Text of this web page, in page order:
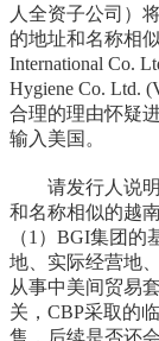
人全资子公司）
的地址和名称相
International Co.
Hygiene Co. Ltd.
合理的理由怀疑
输入美国。
请发行人说明
和名称相似的越
（1）BGI集团
地、实际经营地
从事中美间贸易
关，CBP采取的
售，后续是否还